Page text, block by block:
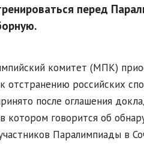
перед
комитет (МПК)
отстранению российских
после оглашения
котором говорится об
Паралимпиады в